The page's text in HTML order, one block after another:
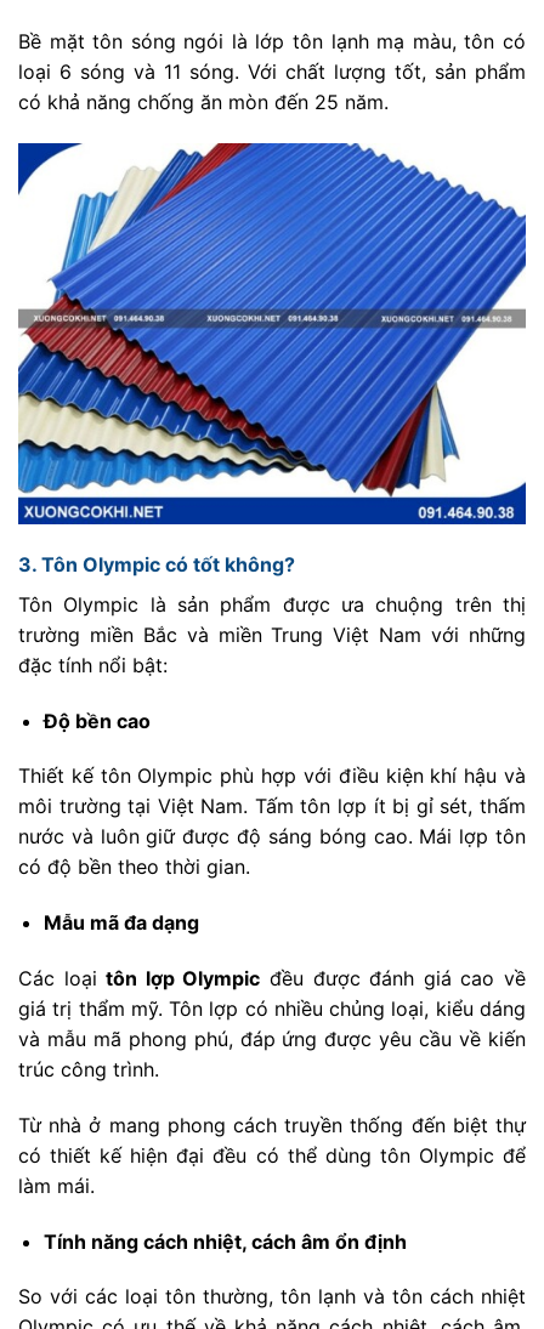
Bề mặt tôn sóng ngói là lớp tôn lạnh mạ màu, tôn có
loại 6 sóng và 11 sóng. Với chất lượng tốt, sản phẩm
có khả năng chống ăn mòn đến 25 năm.
3. Tôn Olympic có tốt không?
Tôn Olympic là sản phẩm được ưa chuộng trên thị
trường miền Bắc và miền Trung Việt Nam với những
đặc tính nổi bật:
Độ bền cao
Thiết kế tôn Olympic phù hợp với điều kiện khí hậu và
môi trường tại Việt Nam. Tấm tôn lợp ít bị gỉ sét, thấm
nước và luôn giữ được độ sáng bóng cao. Mái lợp tôn
có độ bền theo thời gian.
Mẫu mã đa dạng
Các loạitôn lợp Olympic đều được đánh giá cao về
giá trị thẩm mỹ. Tôn lợp có nhiều chủng loại, kiểu dáng
và mẫu mã phong phú, đáp ứng được yêu cầu về kiến
trúc công trình.
Từ nhà ở mang phong cách truyền thống đến biệt thự
có thiết kế hiện đại đều có thể dùng tôn Olympic để
làm mái.
Tính năng cách nhiệt, cách âm ổn định
So với các loại tôn thường, tôn lạnh và tôn cách nhiệt